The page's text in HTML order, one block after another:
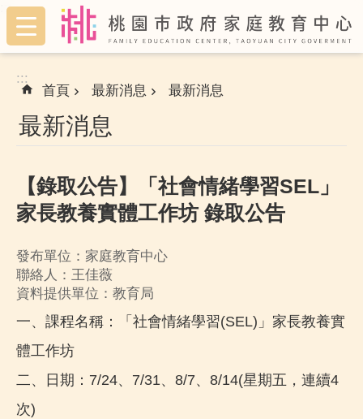
跳到主要內容區塊
:::
:::
首頁 最新消息 最新消息
最新消息
【錄取公告】「社會情緒學習SEL」
家長教養實體工作坊 錄取公告
發布單位：家庭教育中心
聯絡人：王佳薇
資料提供單位：教育局
一、課程名稱：「社會情緒學習(SEL)」家長教養實
體工作坊
二、日期：7/24、7/31、8/7、8/14(星期五，連續4
次)